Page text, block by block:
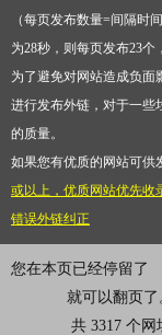
（每页发布数量=间隔时
为28秒，则每页发布23
为了避免对网站造成负面
进行发布外链，对于一些
的质量。
如果您有优质的网站可供
或以上，优质网站优先收
错误外链纠正
您在本页已经停留了
就可以翻页了
共 3317 个网